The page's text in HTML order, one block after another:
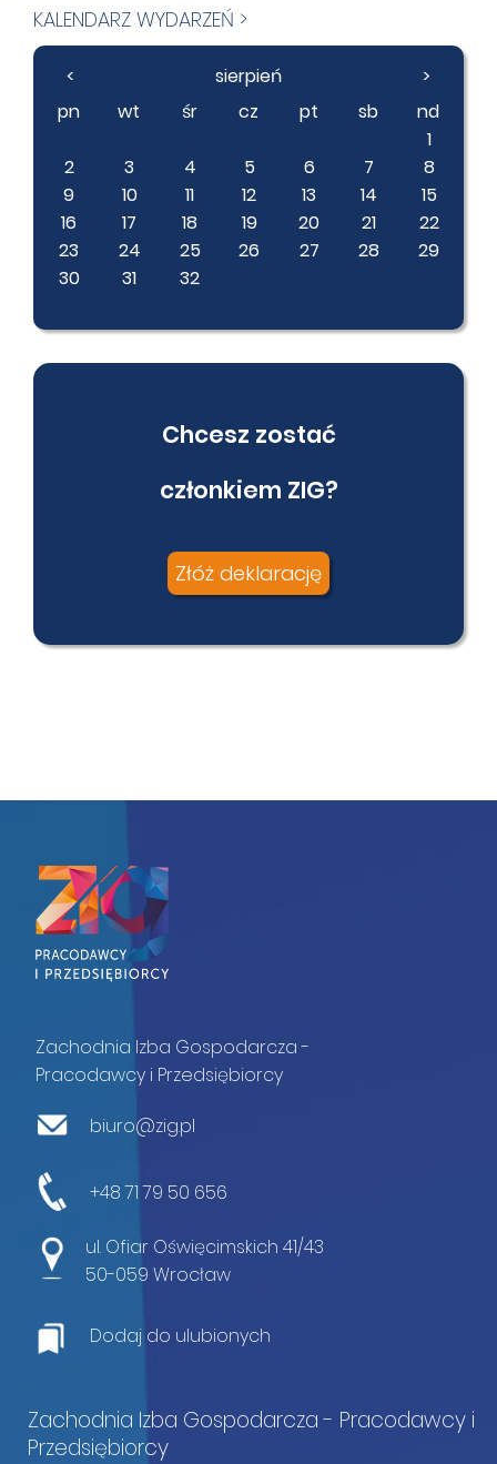
KALENDARZ WYDARZEŃ >
< sierpień
>
pn
wt śr cz pt sb
nd
1
2
3 4 5 6 7
8
9
10 11 12 13 14
15
16
17 18 19 20 21
22
23
24 25 26 27 28
29
30
31 32
Chcesz zostać
członkiem ZIG?
Złóż deklarację
Zachodnia Izba Gospodarcza -
Pracodawcy i Przedsiębiorcy
biuro@zig.pl
+48 71 79 50 656
ul. Ofiar Oświęcimskich 41/43
50-059 Wrocław
Dodaj do ulubionych
Zachodnia Izba Gospodarcza - Pracodawcy i
Przedsiębiorcy